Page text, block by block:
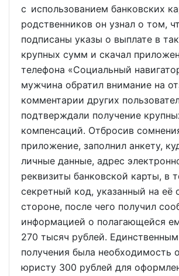
с использованием банковских
родственников он узнал о том,
подписаны указы о выплате в
крупных сумм и скачал
телефона «Социальный
мужчина обратил внимание на
комментарии других
подтверждали получение
компенсаций. Отбросив
приложение, заполнил анкету,
личные данные, адрес
реквизиты банковской карты, в
секретный код, указанный на её
стороне, после чего получил
информацией о полагающейся
270 тысяч рублей.
получения была необходимость
юристу 300 рублей для